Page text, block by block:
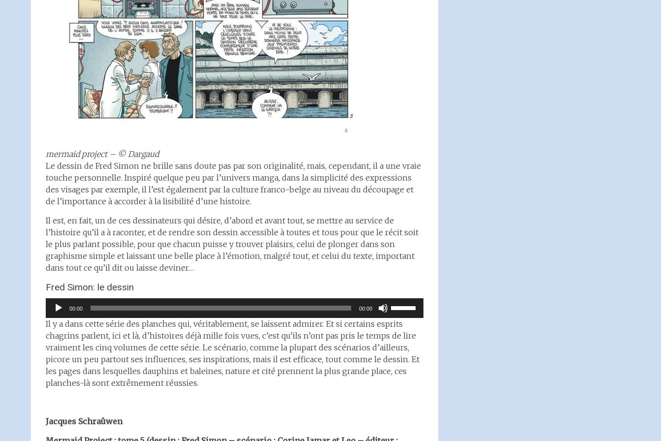
mermaid project – © Dargaud
Le dessin de Fred Simon ne brille sans doute pas par son originalité, mais, cependant, il a une vraie
touche personnelle. Inspiré quelque peu par l’univers manga, dans la simplicité des expressions
des visages par exemple, il l’est également par la culture franco-belge au niveau du découpage et
de l’importance à accorder à la lisibilité d’une histoire.
Il est, en fait, un de ces dessinateurs qui désire, d’abord et avant tout, se mettre au service de
l’histoire qu’il a à raconter, et de rendre son dessin accessible à toutes et tous pour que le récit soit
le plus parlant possible, pour que chacun puisse y trouver plaisirs, celui de plonger dans son
graphisme simple et laissant une belle place à l’émotion, malgré tout, et celui du texte, important
dans tout ce qu’il dit ou laisse deviner…
Fred Simon: le dessin
Lecteur
audio
00:00 00:00
flèches
haut/bas
pour
augmenter
ou
Il y a dans cette série des planches qui, véritablement, se laissent admirer. Et si certains esprits
chagrins parlent, ici et là, d’histoires déjà mille fois vues, c’est qu’ils n’ont pas pris le temps de lire
vraiment les cinq volumes de cette série. Le scénario, comme la plupart des scénarios d’ailleurs,
picore un peu partout ses influences, ses inspirations, mais il est efficace, tout comme le dessin. Et
les pages dans lesquelles dauphins et baleines, nature et cité prennent la plus grande place, ces
planches-là sont extrêmement réussies.
Jacques Schraûwen